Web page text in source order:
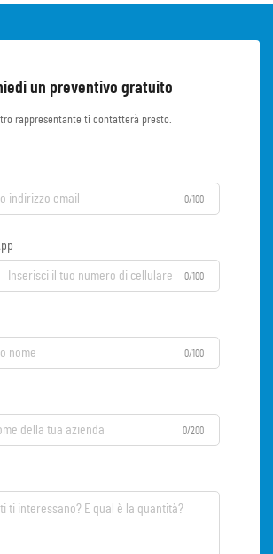
un preventivo gratuito
rappresentante ti contatterà presto.
0/100
0/100
0/100
0/200